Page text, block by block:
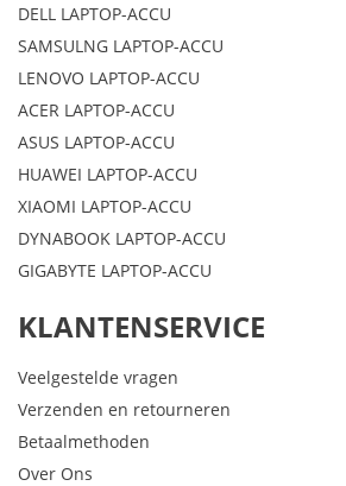
DELL LAPTOP-ACCU
SAMSULNG LAPTOP-ACCU
LENOVO LAPTOP-ACCU
ACER LAPTOP-ACCU
ASUS LAPTOP-ACCU
HUAWEI LAPTOP-ACCU
XIAOMI LAPTOP-ACCU
DYNABOOK LAPTOP-ACCU
GIGABYTE LAPTOP-ACCU
KLANTENSERVICE
Veelgestelde vragen
Verzenden en retourneren
Betaalmethoden
Over Ons